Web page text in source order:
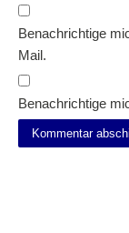
Benachrichtige
Mail.
Benachrichtige